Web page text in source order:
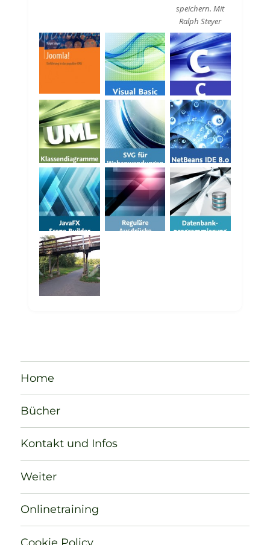
speichern. Mit
Ralph Steyer
Home
Bücher
Kontakt und Infos
Weiter
Onlinetraining
Cookie Policy